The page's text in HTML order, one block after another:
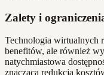
Zalety i
Technologia wirtualnych
benefitów, ale również
natychmiastowa
znacząca redukcja